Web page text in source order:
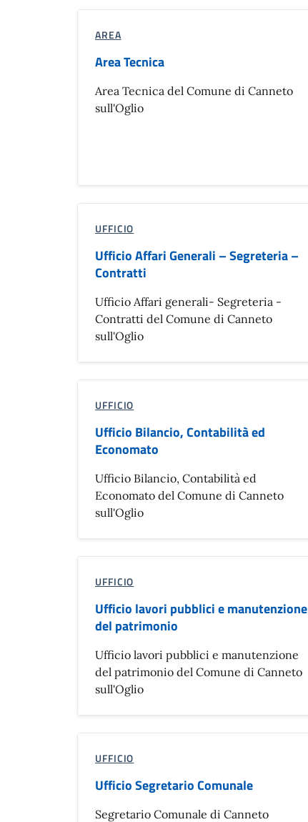
AREA
Area Tecnica
Area Tecnica del Comune di Canneto
sull'Oglio
UFFICIO
Ufficio Affari Generali – Segreteria –
Contratti
Ufficio Affari generali- Segreteria -
Contratti del Comune di Canneto
sull'Oglio
UFFICIO
Ufficio Bilancio, Contabilità ed
Economato
Ufficio Bilancio, Contabilità ed
Economato del Comune di Canneto
sull'Oglio
UFFICIO
Ufficio lavori pubblici e manutenzione
del patrimonio
Ufficio lavori pubblici e manutenzione
del patrimonio del Comune di Canneto
sull'Oglio
UFFICIO
Ufficio Segretario Comunale
Segretario Comunale di Canneto